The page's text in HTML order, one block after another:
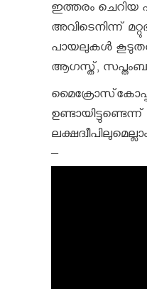
ഇത്തരം ചെറിയ
അവിടെനിന്ന്
പായലുകള്‍
ആഗസ്ത്,
മൈക്രോസ്‌കോപ്പ്
–